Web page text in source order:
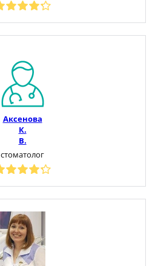
Аксенова
К.
В.
стоматолог